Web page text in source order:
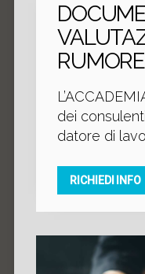
RUMORE
L’ACCADEMIA è in grado di
dei
datore di
avvalendosi
dalla
RICHIEDI INFO